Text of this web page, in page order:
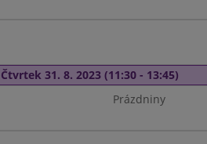
Čtvrtek 31. 8. 2023 (11:30 - 13:45)
Prázdniny